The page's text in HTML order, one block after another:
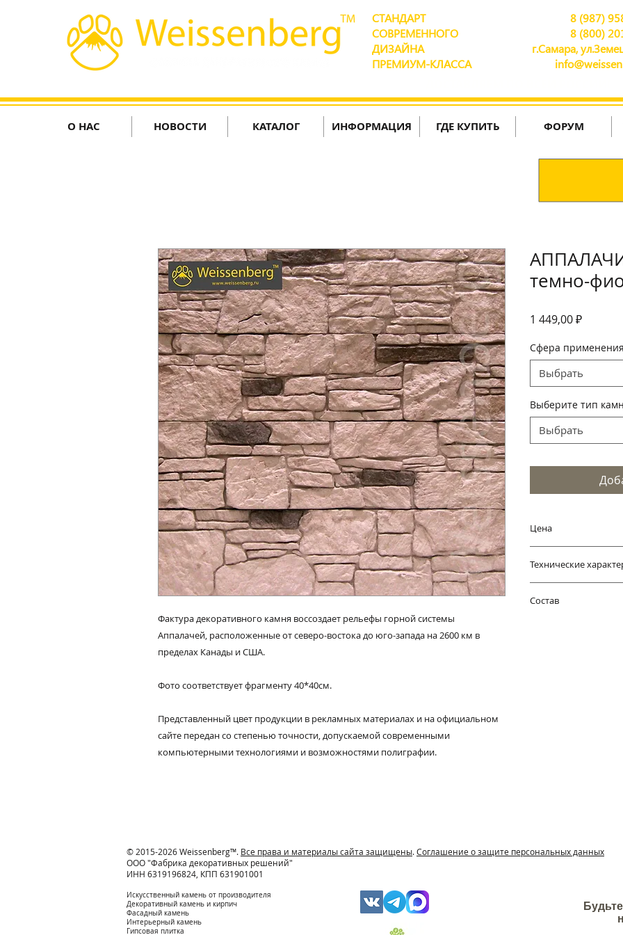
СТАНДАРТ
СОВРЕМЕННОГО
ДИЗАЙНА
ПРЕМИУМ-КЛАССА
8 (987)
8 (800)
г.Самара,
О НАС НОВОСТИ КАТАЛОГ ИНФОРМАЦИЯ ГДЕ КУПИТЬ ФОРУМ
Фактура декоративного камня воссоздает рельефы горной системы
Аппалачей, расположенные от северо-востока до юго-запада на 2600 км в
пределах Канады и США.
Фото соответствует фрагменту 40*40см.
Представленный цвет продукции в рекламных материалах и на официальном
сайте передан со степенью точности, допускаемой современными
компьютерными технологиями и возможностями полиграфии.
АППАЛАЧИ
темно-
1 449,00 ₽Цена
Сфера применения
Выбрать
Выберите тип
Выбрать
Цена
1.Плоскость, цена
2.Угловой
Технические
400*95*15мм (40
Состав
© 2015-2026 Weissenberg™. Все права и материалы сайта защищены.Соглашение о защите персональных данных
ООО "Фабрика декоративных решений"
ИНН 6319196824, КПП 631901001
Искусственный камень от производителя
Декоративный камень и кирпич
Фасадный камень
Интерьерный камень
Гипсовая плитка